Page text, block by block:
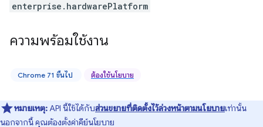
enterprise.hardwarePlatform
ความพร้อมใช้งาน
Chrome 71 ขึ้นไป ต้องใช้นโยบาย
หมายเหตุ:API นี้ใช้ได้กับส่วนขยายที่ติดตั้งไว้ล่วงหน้าตามนโยบายเท่านั้น
นอกจากนี้ คุณต้องตั้งค่าคีย์นโยบาย